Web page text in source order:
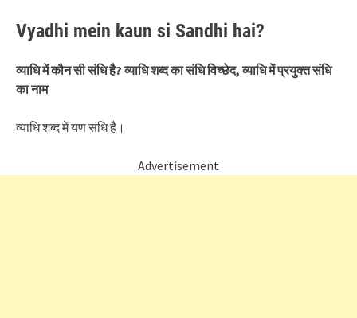
Vyadhi mein kaun si Sandhi hai?
व्याधि में कौन सी संधि है? व्याधि शब्द का संधि विच्छेद, व्याधि में प्रयुक्त संधि
का नाम
व्याधि शब्द में यण संधि है।
Advertisement